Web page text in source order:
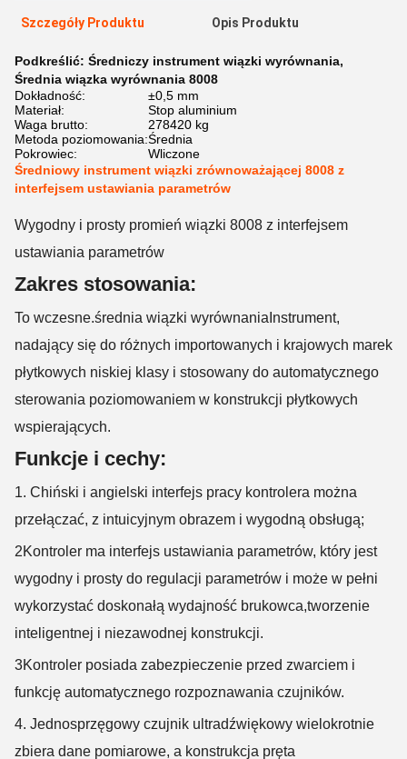
Szczegóły Produktu Opis Produktu
Podkreślić: Średniczy instrument wiązki wyrównania,
Średnia wiązka wyrównania 8008
Dokładność:
±0,5 mm
Materiał:
Stop aluminium
Waga brutto:
278420 kg
Metoda poziomowania:Średnia
Pokrowiec:
Wliczone
Średniowy instrument wiązki zrównoważającej 8008 z
interfejsem ustawiania parametrów
Wygodny i prosty promień wiązki 8008 z interfejsem
ustawiania parametrów
Zakres stosowania:
To wczesne.średnia wiązki wyrównania Instrument,
nadający się do różnych importowanych i krajowych marek
płytkowych niskiej klasy i stosowany do automatycznego
sterowania poziomowaniem w konstrukcji płytkowych
wspierających.
Funkcje i cechy:
1. Chiński i angielski interfejs pracy kontrolera można
przełączać, z intuicyjnym obrazem i wygodną obsługą;
2Kontroler ma interfejs ustawiania parametrów, który jest
wygodny i prosty do regulacji parametrów i może w pełni
wykorzystać doskonałą wydajność brukowca,tworzenie
inteligentnej i niezawodnej konstrukcji.
3Kontroler posiada zabezpieczenie przed zwarciem i
funkcję automatycznego rozpoznawania czujników.
4. Jednosprzęgowy czujnik ultradźwiękowy wielokrotnie
zbiera dane pomiarowe, a konstrukcja pręta